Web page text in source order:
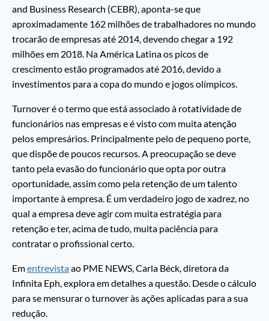
and Business Research (CEBR), aponta-se que
aproximadamente 162 milhões de trabalhadores no mundo
trocarão de empresas até 2014, devendo chegar a 192
milhões em 2018. Na América Latina os picos de
crescimento estão programados até 2016, devido a
investimentos para a copa do mundo e jogos olímpicos.
Turnover é o termo que está associado à rotatividade de
funcionários nas empresas e é visto com muita atenção
pelos empresários. Principalmente pelo de pequeno porte,
que dispõe de poucos recursos. A preocupação se deve
tanto pela evasão do funcionário que opta por outra
oportunidade, assim como pela retenção de um talento
importante à empresa. É um verdadeiro jogo de xadrez, no
qual a empresa deve agir com muita estratégia para
retenção e ter, acima de tudo, muita paciência para
contratar o profissional certo.
Ementrevistaao PME NEWS, Carla Béck, diretora da
Infinita Eph, explora em detalhes a questão. Desde o cálculo
para se mensurar o turnover às ações aplicadas para a sua
redução.